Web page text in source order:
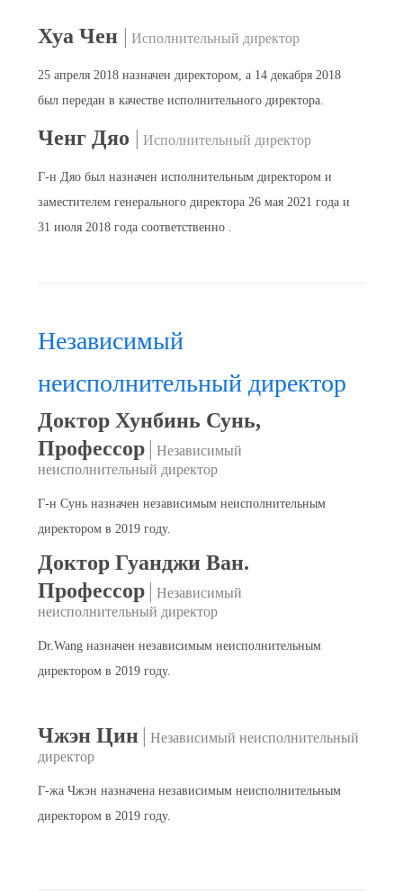
Хуа Чен | Исполнительный директор
25 апреля 2018 назначен директором, а 14 декабря 2018
был передан в качестве исполнительного директора.
Ченг Дяо | Исполнительный директор
Г-н Дяо был назначен исполнительным директором и
заместителем генерального директора 26 мая 2021 года и
31 июля 2018 года соответственно .
Независимый
неисполнительный директор
Доктор Хунбинь Сунь,
Профессор | Независимый
неисполнительный директор
Г-н Сунь назначен независимым неисполнительным
директором в 2019 году.
Доктор Гуанджи Ван.
Профессор | Независимый
неисполнительный директор
Dr.Wang назначен независимым неисполнительным
директором в 2019 году.
Чжэн Цин | Независимый неисполнительный
директор
Г-жа Чжэн назначена независимым неисполнительным
директором в 2019 году.